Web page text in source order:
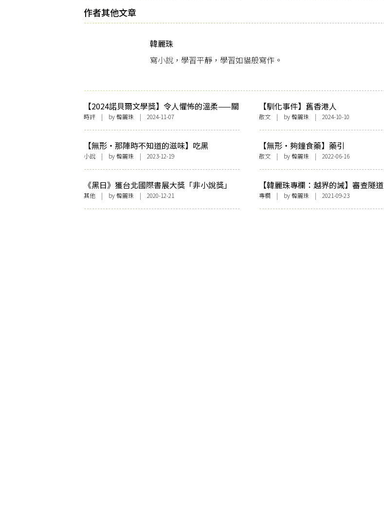
作者其他文章
韓麗珠
寫小說，學習平靜，學習如貓般寫作。
【2024諾貝爾文學獎】令人懼怖的溫柔——關
於韓江小說裡的叛逆者
時評 | by 韓麗珠 | 2024-11-07
【馴化事件】舊香港人
散文 | by 韓麗珠 | 2024-10-10
【無形・那陣時不知道的滋味】吃黑
小說 | by 韓麗珠 | 2023-12-19
【無形・夠鐘食藥】藥引
散文 | by 韓麗珠 | 2022-06-16
《黑日》獲台北國際書展大獎「非小說獎」
首獎 韓麗珠：感謝讓這裡長出根的人
其他 | by 韓麗珠 | 2020-12-21
【韓麗珠專欄：越界的誡】審查隧道
專欄 | by 韓麗珠 | 2021-09-23